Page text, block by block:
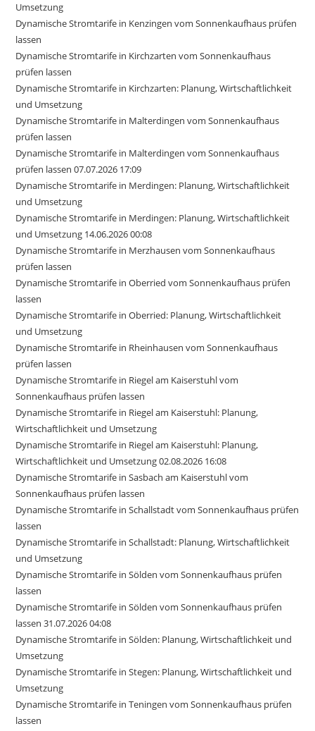
Umsetzung
Dynamische Stromtarife in Kenzingen vom Sonnenkaufhaus prüfen
lassen
Dynamische Stromtarife in Kirchzarten vom Sonnenkaufhaus
prüfen lassen
Dynamische Stromtarife in Kirchzarten: Planung, Wirtschaftlichkeit
und Umsetzung
Dynamische Stromtarife in Malterdingen vom Sonnenkaufhaus
prüfen lassen
Dynamische Stromtarife in Malterdingen vom Sonnenkaufhaus
prüfen lassen 07.07.2026 17:09
Dynamische Stromtarife in Merdingen: Planung, Wirtschaftlichkeit
und Umsetzung
Dynamische Stromtarife in Merdingen: Planung, Wirtschaftlichkeit
und Umsetzung 14.06.2026 00:08
Dynamische Stromtarife in Merzhausen vom Sonnenkaufhaus
prüfen lassen
Dynamische Stromtarife in Oberried vom Sonnenkaufhaus prüfen
lassen
Dynamische Stromtarife in Oberried: Planung, Wirtschaftlichkeit
und Umsetzung
Dynamische Stromtarife in Rheinhausen vom Sonnenkaufhaus
prüfen lassen
Dynamische Stromtarife in Riegel am Kaiserstuhl vom
Sonnenkaufhaus prüfen lassen
Dynamische Stromtarife in Riegel am Kaiserstuhl: Planung,
Wirtschaftlichkeit und Umsetzung
Dynamische Stromtarife in Riegel am Kaiserstuhl: Planung,
Wirtschaftlichkeit und Umsetzung 02.08.2026 16:08
Dynamische Stromtarife in Sasbach am Kaiserstuhl vom
Sonnenkaufhaus prüfen lassen
Dynamische Stromtarife in Schallstadt vom Sonnenkaufhaus prüfen
lassen
Dynamische Stromtarife in Schallstadt: Planung, Wirtschaftlichkeit
und Umsetzung
Dynamische Stromtarife in Sölden vom Sonnenkaufhaus prüfen
lassen
Dynamische Stromtarife in Sölden vom Sonnenkaufhaus prüfen
lassen 31.07.2026 04:08
Dynamische Stromtarife in Sölden: Planung, Wirtschaftlichkeit und
Umsetzung
Dynamische Stromtarife in Stegen: Planung, Wirtschaftlichkeit und
Umsetzung
Dynamische Stromtarife in Teningen vom Sonnenkaufhaus prüfen
lassen